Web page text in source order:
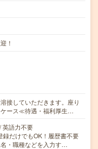
！
接していただきます。座り
ケース≪待遇・福利厚生…
英語力不要
だけでもOK！履歴書不要
・職種などを入力す…